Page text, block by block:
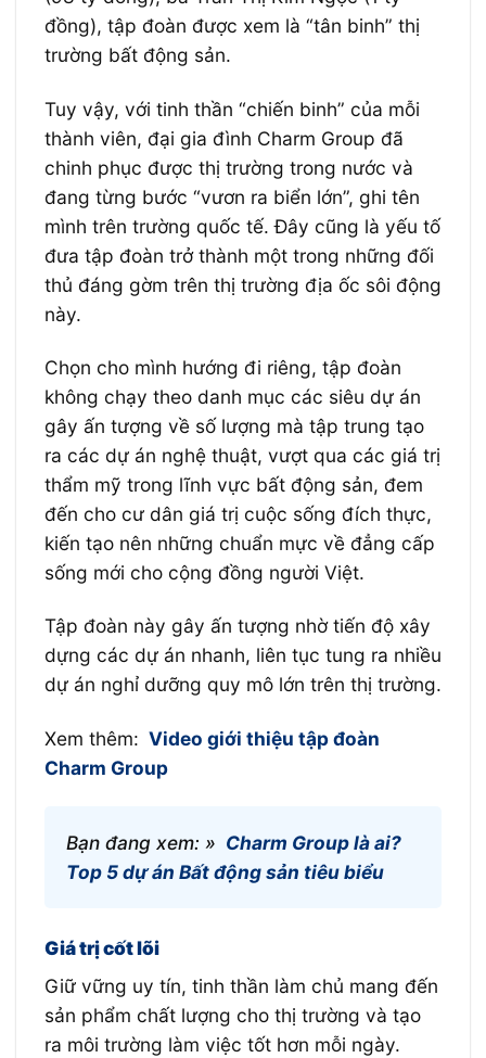
đồng), tập đoàn được xem là “tân binh” thị
trường bất động sản.
Tuy vậy, với tinh thần “chiến binh” của mỗi
thành viên, đại gia đình Charm Group đã
chinh phục được thị trường trong nước và
đang từng bước “vươn ra biển lớn”, ghi tên
mình trên trường quốc tế. Đây cũng là yếu tố
đưa tập đoàn trở thành một trong những đối
thủ đáng gờm trên thị trường địa ốc sôi động
này.
Chọn cho mình hướng đi riêng, tập đoàn
không chạy theo danh mục các siêu dự án
gây ấn tượng về số lượng mà tập trung tạo
ra các dự án nghệ thuật, vượt qua các giá trị
thẩm mỹ trong lĩnh vực bất động sản, đem
đến cho cư dân giá trị cuộc sống đích thực,
kiến tạo nên những chuẩn mực về đẳng cấp
sống mới cho cộng đồng người Việt.
Tập đoàn này gây ấn tượng nhờ tiến độ xây
dựng các dự án nhanh, liên tục tung ra nhiều
dự án nghỉ dưỡng quy mô lớn trên thị trường.
Xem thêm: Video giới thiệu tập đoàn
Charm Group
Bạn đang xem: » Charm Group là ai?
Top 5 dự án Bất động sản tiêu biểu
Giá trị cốt lõi
Giữ vững uy tín, tinh thần làm chủ mang đến
sản phẩm chất lượng cho thị trường và tạo
ra môi trường làm việc tốt hơn mỗi ngày.